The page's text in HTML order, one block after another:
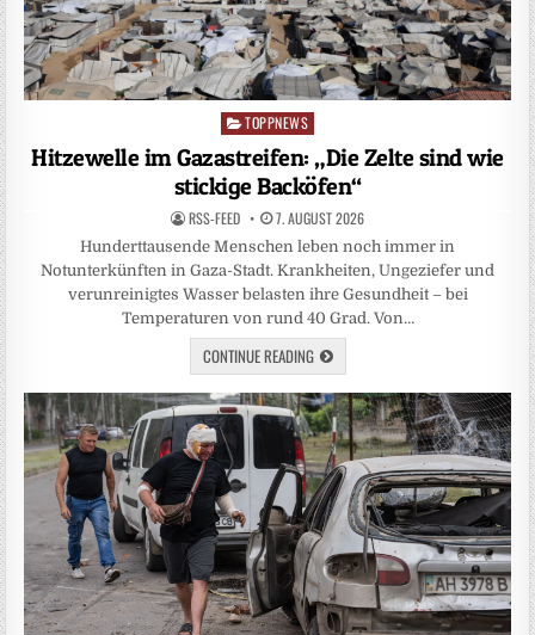
Posted
TOPPNEWS
Hitzewelle im Gazastreifen: „Die Zelte sind wie
stickige Backöfen“
RSS-FEED 7. AUGUST 2026
Hunderttausende Menschen leben noch immer in
Notunterkünften in Gaza-Stadt. Krankheiten, Ungeziefer und
verunreinigtes Wasser belasten ihre Gesundheit – bei
Temperaturen von rund 40 Grad. Von…
CONTINUE READING